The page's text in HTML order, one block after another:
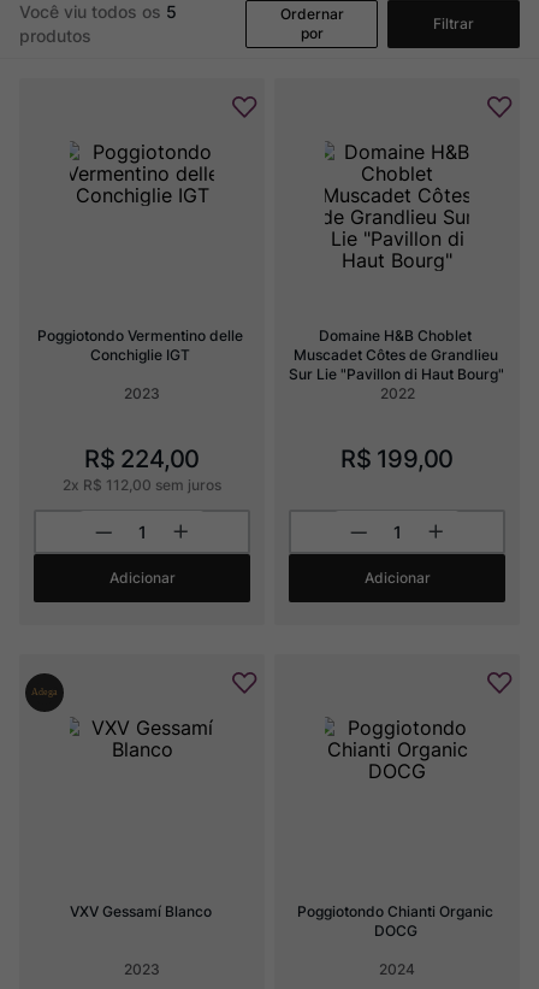
Você viu todos os 5
produtos
Ordernar
por
Filtrar
Poggiotondo Vermentino delle
Conchiglie IGT
2023
R$ 224,00
2x R$ 112 00 sem juros
Adicionar
Domaine H&B Choblet
Muscadet Côtes de Grandlieu
Sur Lie "Pavillon di Haut Bourg"
2022
R$ 199,00
Adicionar
VXV Gessamí Blanco
2023
Poggiotondo Chianti Organic
DOCG
2024